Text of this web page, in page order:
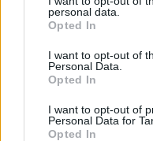
personal data.
Opted In
I want to opt-out of
Personal Data.
Opted In
I want to opt-out of
Personal Data for
Opted In